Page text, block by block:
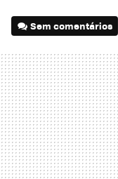
Sem comentários